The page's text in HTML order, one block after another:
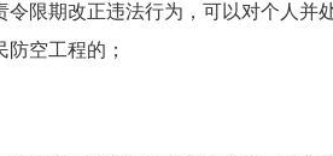
限期改正违法行为，可以对个人并
空工程的；